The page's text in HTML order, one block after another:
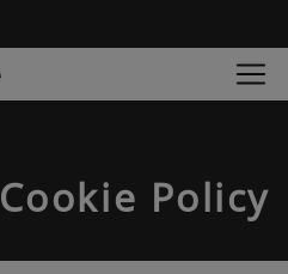
Cookie Policy